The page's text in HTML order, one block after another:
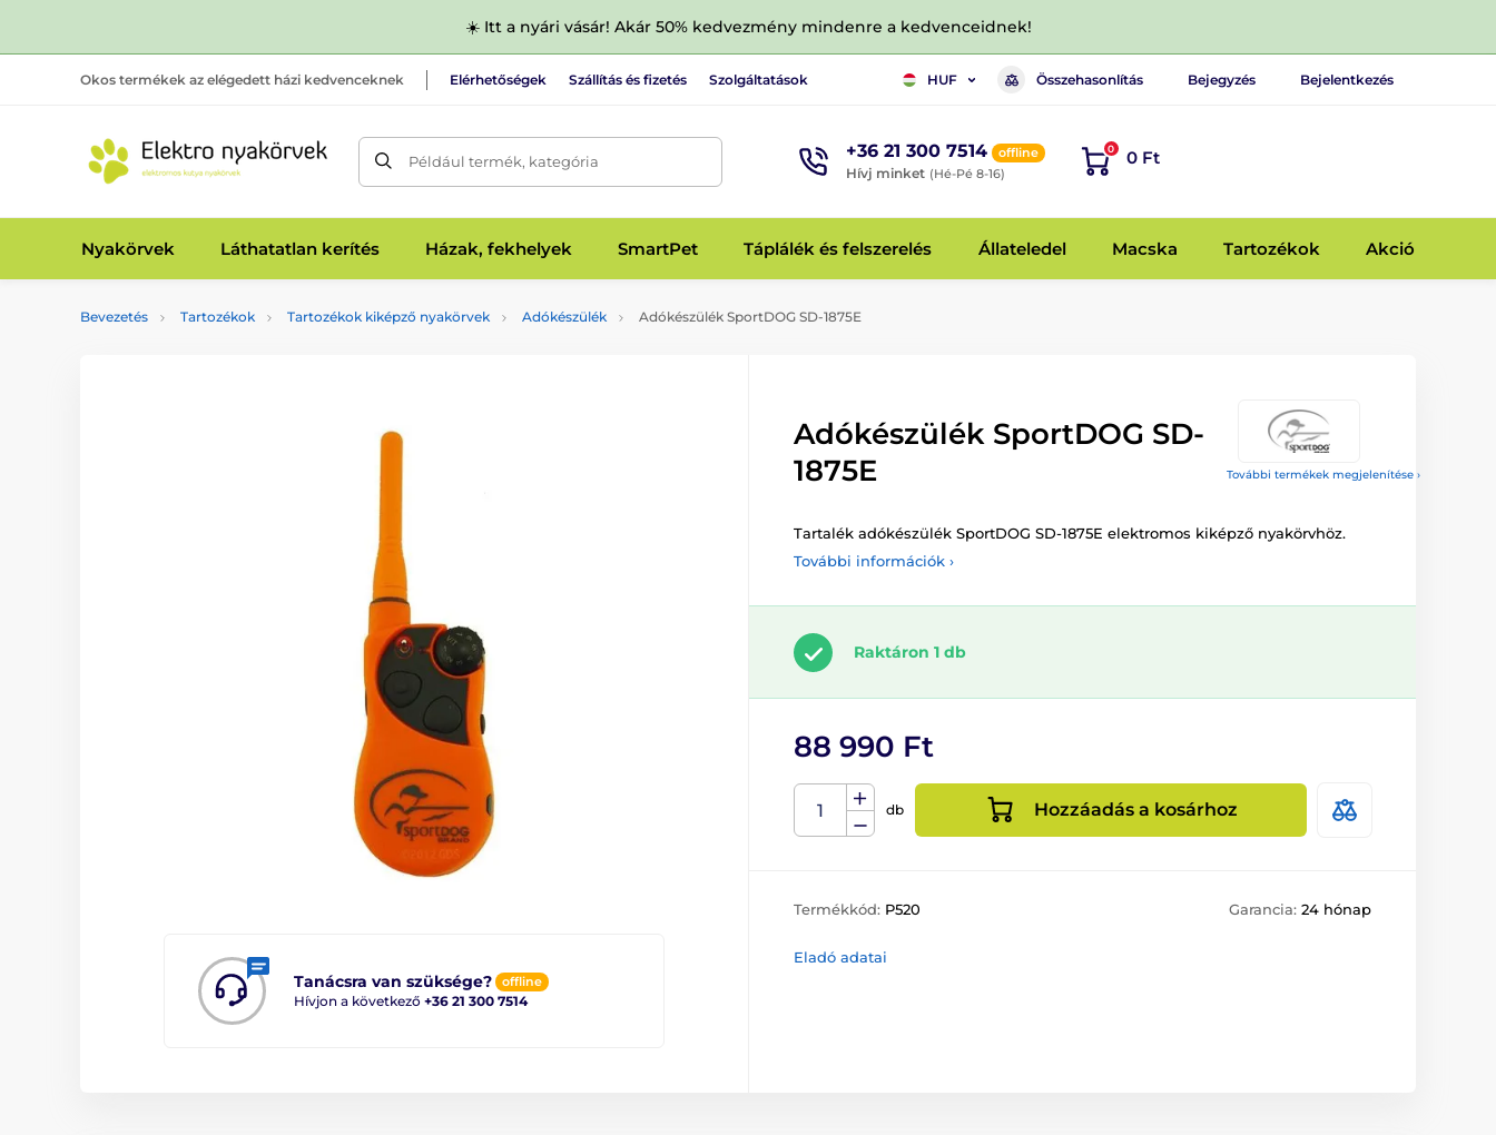
☀️ Itt a nyári vásár! Akár 50% kedvezmény mindenre a kedvenceidnek!
Okos termékek az elégedett házi kedvenceknek Elérhetőségek Szállítás és fizetés Szolgáltatások HUF Összehasonlítás Bejegyzés Bejelentkezés
Például termék, kategória +36 21 300 7514 offline
Hívj minket (Hé-Pé 8-16)
0 0 Ft
Nyakörvek Láthatatlan kerítés Házak, fekhelyek SmartPet Táplálék és felszerelés Állateledel Macska Tartozékok Akció
Bevezetés Tartozékok Tartozékok kiképző nyakörvek Adókészülék Adókészülék SportDOG SD-1875E
További termékek megjelenítése ›
Tanácsra van szüksége? offline
Hívjon a következő +36 21 300 7514
Adókészülék SportDOG SD-
1875E
Tartalék adókészülék SportDOG SD-1875E elektromos kiképző nyakörvhöz.
További információk ›
Raktáron 1 db
88 990 Ft
db Hozzáadás a kosárhoz
Termékkód: P520 Garancia: 24 hónap
Eladó adatai